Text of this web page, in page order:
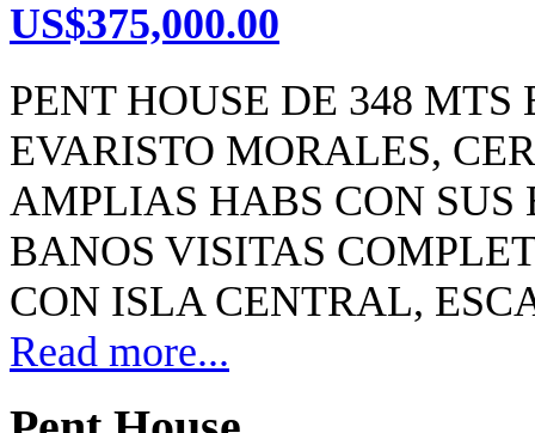
US$375,000.00
PENT HOUSE DE 348
EVARISTO MORALES,
AMPLIAS HABS CON
BANOS VISITAS
CON ISLA CENTRAL,
Read more...